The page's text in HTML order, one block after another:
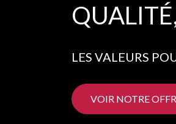
LES VALEURS
VOIR NOTRE